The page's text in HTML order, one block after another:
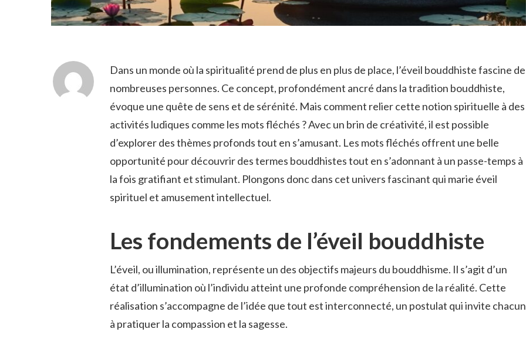
Dans un monde où la spiritualité prend de plus en plus de place, l’éveil bouddhiste fascine de
nombreuses personnes. Ce concept, profondément ancré dans la tradition bouddhiste,
évoque une quête de sens et de sérénité. Mais comment relier cette notion spirituelle à des
activités ludiques comme les mots fléchés ? Avec un brin de créativité, il est possible
d’explorer des thèmes profonds tout en s’amusant. Les mots fléchés offrent une belle
opportunité pour découvrir des termes bouddhistes tout en s’adonnant à un passe-temps à
la fois gratifiant et stimulant. Plongons donc dans cet univers fascinant qui marie éveil
spirituel et amusement intellectuel.
Les fondements de l’éveil bouddhiste
L’éveil, ou illumination, représente un des objectifs majeurs du bouddhisme. Il s’agit d’un
état d’illumination où l’individu atteint une profonde compréhension de la réalité. Cette
réalisation s’accompagne de l’idée que tout est interconnecté, un postulat qui invite chacun
à pratiquer la compassion et la sagesse.